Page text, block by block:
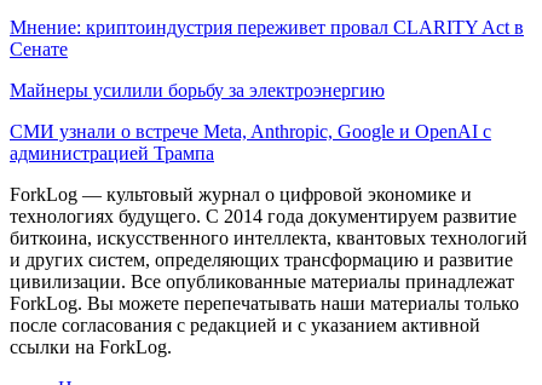
Мнение: криптоиндустрия переживет провал CLARITY Act в
Сенате
Майнеры усилили борьбу за электроэнергию
СМИ узнали о встрече Meta, Anthropic, Google и OpenAI с
администрацией Трампа
ForkLog — культовый журнал о цифровой экономике и
технологиях будущего. С 2014 года документируем развитие
биткоина, искусственного интеллекта, квантовых технологий
и других систем, определяющих трансформацию и развитие
цивилизации. Все опубликованные материалы принадлежат
ForkLog. Вы можете перепечатывать наши материалы только
после согласования с редакцией и с указанием активной
ссылки на ForkLog.